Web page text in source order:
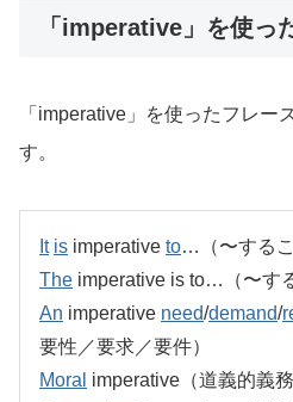
「imperative」を使っ
「imperative」を使ったフレー
す。
It is imperative to…（〜するこ
The imperative is to…（〜す
An imperative need/demand/
要性／要求／要件）
Moral imperative（道義的義務